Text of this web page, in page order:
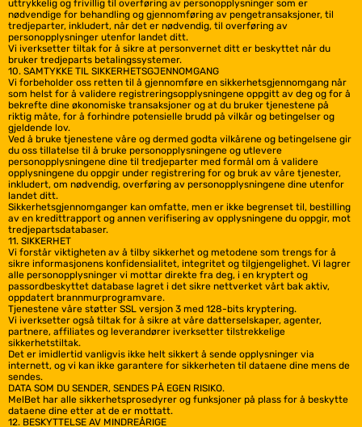
uttrykkelig og frivillig til overføring av personopplysninger som er
nødvendige for behandling og gjennomføring av pengetransaksjoner, til
tredjeparter, inkludert, når det er nødvendig, til overføring av
personopplysninger utenfor landet ditt.
Vi iverksetter tiltak for å sikre at personvernet ditt er beskyttet når du
bruker tredjeparts betalingssystemer.
10. SAMTYKKE TIL SIKKERHETSGJENNOMGANG
Vi forbeholder oss retten til å gjennomføre en sikkerhetsgjennomgang når
som helst for å validere registreringsopplysningene oppgitt av deg og for å
bekrefte dine økonomiske transaksjoner og at du bruker tjenestene på
riktig måte, for å forhindre potensielle brudd på vilkår og betingelser og
gjeldende lov.
Ved å bruke tjenestene våre og dermed godta vilkårene og betingelsene gir
du oss tillatelse til å bruke personopplysningene og utlevere
personopplysningene dine til tredjeparter med formål om å validere
opplysningene du oppgir under registrering for og bruk av våre tjenester,
inkludert, om nødvendig, overføring av personopplysningene dine utenfor
landet ditt.
Sikkerhetsgjennomganger kan omfatte, men er ikke begrenset til, bestilling
av en kredittrapport og annen verifisering av opplysningene du oppgir, mot
tredjepartsdatabaser.
11. SIKKERHET
Vi forstår viktigheten av å tilby sikkerhet og metodene som trengs for å
sikre informasjonens konfidensialitet, integritet og tilgjengelighet. Vi lagrer
alle personopplysninger vi mottar direkte fra deg, i en kryptert og
passordbeskyttet database lagret i det sikre nettverket vårt bak aktiv,
oppdatert brannmurprogramvare.
Tjenestene våre støtter SSL versjon 3 med 128-bits kryptering.
Vi iverksetter også tiltak for å sikre at våre datterselskaper, agenter,
partnere, affiliates og leverandører iverksetter tilstrekkelige
sikkerhetstiltak.
Det er imidlertid vanligvis ikke helt sikkert å sende opplysninger via
internett, og vi kan ikke garantere for sikkerheten til dataene dine mens de
sendes.
DATA SOM DU SENDER, SENDES PÅ EGEN RISIKO.
MelBet har alle sikkerhetsprosedyrer og funksjoner på plass for å beskytte
dataene dine etter at de er mottatt.
12. BESKYTTELSE AV MINDREÅRIGE